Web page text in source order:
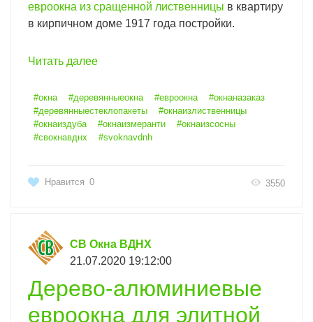
евроокна из сращенной лиственницы в квартиру
в кирпичном доме 1917 года постройки.
Читать далее
#окна #деревянныеокна #евроокна
#окнаназаказ
#деревянныестеклопакеты
#окнаизлиственницы
#окнаиздуба
#окнаизмеранти
#окнаизсосны
#свокнавднх
#svoknavdnh
Нравится 0 3550
СВ Окна ВДНХ
21.07.2020 19:12:00
Дерево-алюминиевые
евроокна для элитной